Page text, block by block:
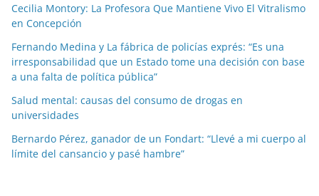
Cecilia Montory: La Profesora Que Mantiene Vivo El Vitralismo
en Concepción
Fernando Medina y La fábrica de policías exprés: “Es una
irresponsabilidad que un Estado tome una decisión con base
a una falta de política pública”
Salud mental: causas del consumo de drogas en
universidades
Bernardo Pérez, ganador de un Fondart: “Llevé a mi cuerpo al
límite del cansancio y pasé hambre”